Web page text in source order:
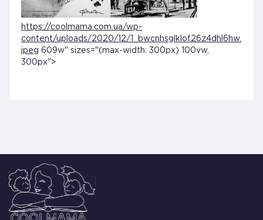
https://coolmama.com.ua/wp-
content/uploads/2020/12/1_bwcnhsglklof26z4dhl6hw.
jpeg 609w" sizes="(max-width: 300px) 100vw,
300px">